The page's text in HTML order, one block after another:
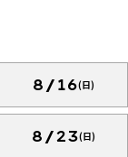
8/16(日)
8/23(日)